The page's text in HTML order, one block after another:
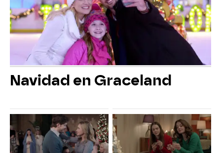
Navidad en Graceland